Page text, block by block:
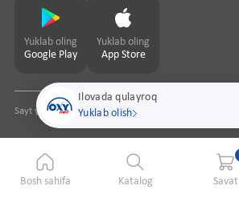
Ilovada qulayroq
Yuklab olish
Yuklab oling
Google Play
Yuklab oling
App Store
Sayt yaratuvchipharmit.uz
Bosh sahifa Katalog Savat